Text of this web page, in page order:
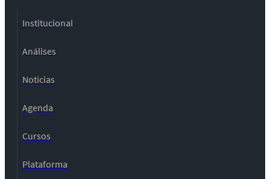
Institucional
Análises
Notícias
Agenda
Cursos
Plataforma